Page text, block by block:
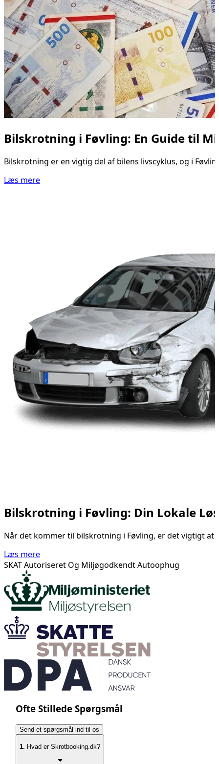
Bilskrotning i Føvling: En Guide til
Bilskrotning er en vigtig del af bilens livscyklus, og i
Læs mere
Bilskrotning i Føvling: Din Lokale
Når det kommer til bilskrotning i Føvling, er det vigtigt at
Læs mere
SKAT Autoriseret Og Miljøgodkendt Autoophug
Ofte Stillede Spørgsmål
Send et spørgsmål ind til os
1. Hvad er Skrotbooking.dk?